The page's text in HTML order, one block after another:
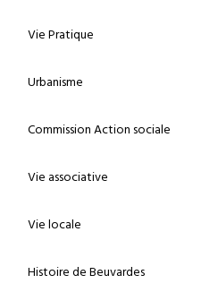
Vie Pratique
Urbanisme
Commission Action sociale
Vie associative
Vie locale
Histoire de Beuvardes